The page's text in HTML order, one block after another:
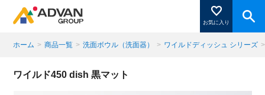
お気に入り
商品ページにある「お気に入り登録」を押すと登録した
ホーム > 商品一覧 > 洗面ボウル（洗面器） > ワイルドディッシュ シリーズ >
ワイルド450 dish 黒マット